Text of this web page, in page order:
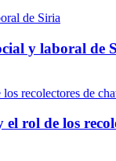
y laboral de
rol de los